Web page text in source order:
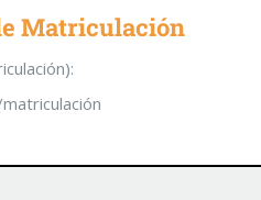
Matriculación